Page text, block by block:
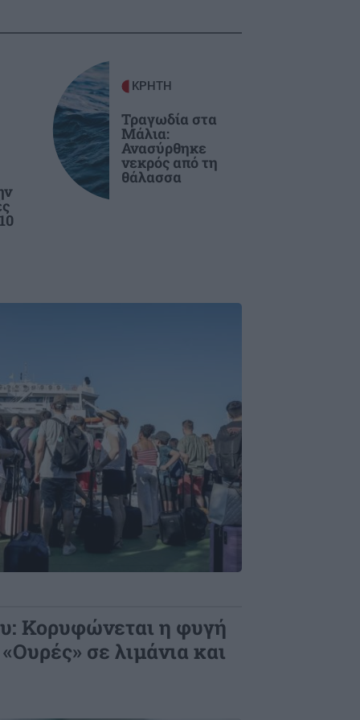
ΚΡΗΤΗ
Τραγωδία στα
Μάλια:
Ανασύρθηκε
νεκρός από τη
θάλασσα
Κορυφώνεται η φυγή
σε λιμάνια και